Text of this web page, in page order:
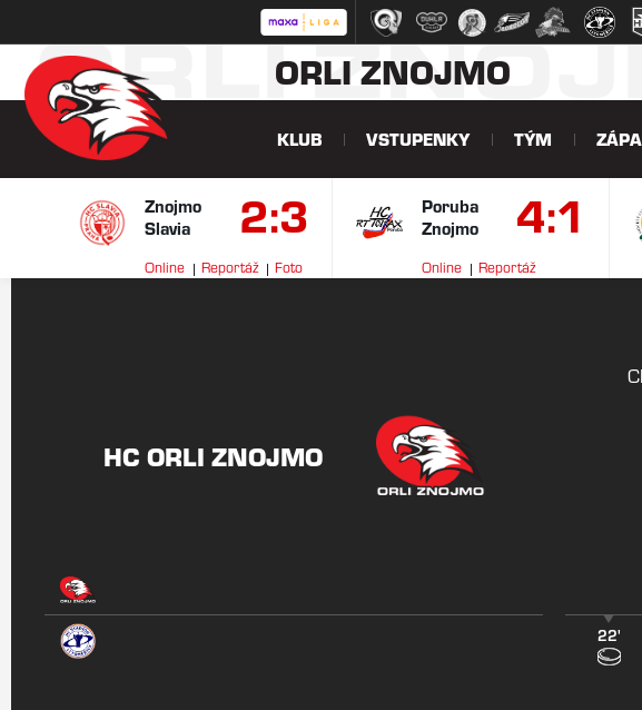
ORLI ZNOJMO
ORLI
KLUB VSTUPENKY TÝM
Znojmo
Slavia
2:3
Online Reportáž Foto
Poruba
Znojmo
4:1
Online Reportáž
HC ORLI ZNOJMO
22'